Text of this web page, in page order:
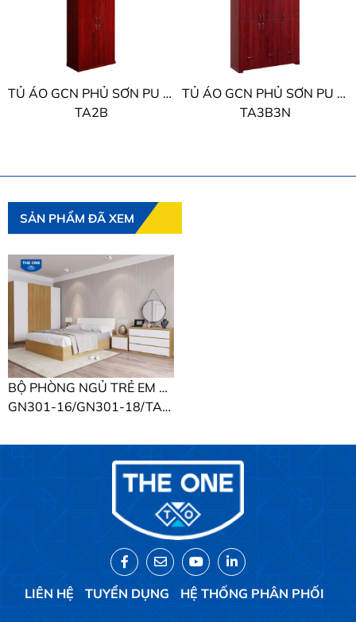
TỦ ÁO GCN PHỦ SƠN PU THE ONE
TA2B
TỦ ÁO GCN PHỦ SƠN PU THE ONE
TA3B3N
SẢN PHẨM ĐÃ XEM
BỘ PHÒNG NGỦ TRẺ EM 301 THE ONE
GN301-16/GN301-18/TAP301/TA301/BP301
LIÊN HỆ TUYỂN DỤNG HỆ THỐNG PHÂN PHỐI